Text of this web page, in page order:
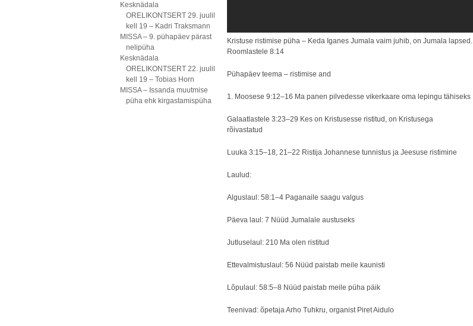
Kesknädala
ORELIKONTSERT 29. juulil
kell 19 – Kadri Traksmann
MISSA – 9. pühapäev pärast
nelipüha
Kesknädala
ORELIKONTSERT 22. juulil
kell 19 – Tobias Horn
MISSA – Issanda muutmise
püha ehk kirgastamispüha
Kristuse ristimise püha – Keda Iganes Jumala vaim juhib, on Jumala lapsed.
Roomlastele 8:14
Pühapäev teema – ristimise and
1. Moosese 9:12–16 Ma panen pilvedesse vikerkaare oma lepingu tähiseks
Galaatlastele 3:23–29 Kes on Kristusesse ristitud, on Kristusega
rõivastatud
Luuka 3:15–18, 21–22 Ristija Johannese tunnistus ja Jeesuse ristimine
Laulud:
Alguslaul: 58:1–4 Paganaile saagu valgus
Päeva laul: 7 Nüüd Jumalale austuseks
Jutluselaul: 210 Ma olen ristitud
Ettevalmistuslaul: 56 Nüüd paistab meile kaunisti
Lõpulaul: 58:5–8 Nüüd paistab meile püha päik
Teenivad: õpetaja Arho Tuhkru, organist Piret Aidulo